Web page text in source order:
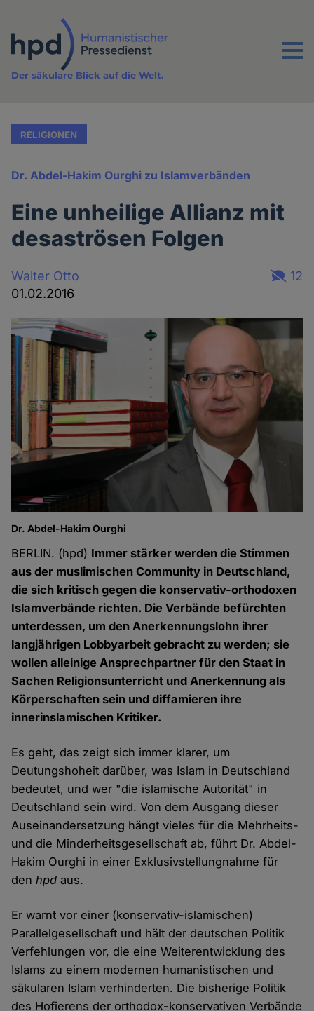
Inhalt
Menu
Der säkulare Blick auf die Welt.
RELIGIONEN
Dr. Abdel-Hakim Ourghi zu Islamverbänden
Eine unheilige Allianz mit
desaströsen Folgen
Walter Otto
01.02.2016
12
Dr. Abdel-Hakim Ourghi
BERLIN. (hpd) Immer stärker werden die Stimmen
aus der muslimischen Community in Deutschland,
die sich kritisch gegen die konservativ-orthodoxen
Islamverbände richten. Die Verbände befürchten
unterdessen, um den Anerkennungslohn ihrer
langjährigen Lobbyarbeit gebracht zu werden; sie
wollen alleinige Ansprechpartner für den Staat in
Sachen Religionsunterricht und Anerkennung als
Körperschaften sein und diffamieren ihre
innerinslamischen Kritiker.
Es geht, das zeigt sich immer klarer, um
Deutungshoheit darüber, was Islam in Deutschland
bedeutet, und wer "die islamische Autorität" in
Deutschland sein wird. Von dem Ausgang dieser
Auseinandersetzung hängt vieles für die Mehrheits-
und die Minderheitsgesellschaft ab, führt Dr. Abdel-
Hakim Ourghi in einer Exklusivstellungnahme für
denhpd aus.
Er warnt vor einer (konservativ-islamischen)
Parallelgesellschaft und hält der deutschen Politik
Verfehlungen vor, die eine Weiterentwicklung des
Islams zu einem modernen humanistischen und
säkularen Islam verhinderten. Die bisherige Politik
des Hofierens der orthodox-konservativen Verbände